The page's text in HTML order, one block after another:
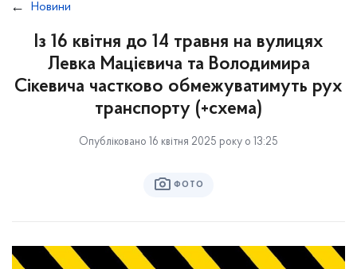
Новини
Із 16 квітня до 14 травня на вулицях
Левка Мацієвича та Володимира
Сікевича частково обмежуватимуть рух
транспорту (+схема)
Опубліковано 16 квітня 2025 року о 13:25
ФОТО